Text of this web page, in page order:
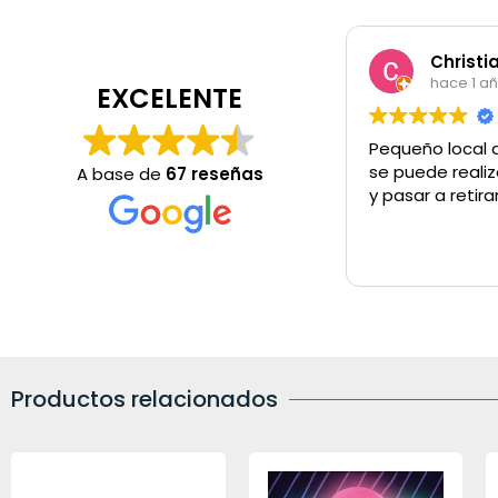
EXCELENTE
A base de 67 reseñas
hace 1
Pequeño local
se puede
y pasar a
Productos relacionados